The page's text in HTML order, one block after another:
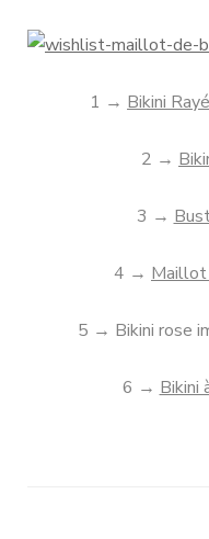
1 → Bikini
2 →
3 →
4 → Maillot
5 → Bikini rose
6 → Bikini